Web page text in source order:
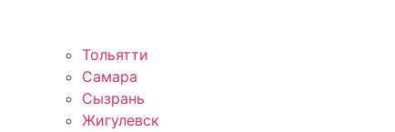
Тольятти
Самара
Сызрань
Жигулевск